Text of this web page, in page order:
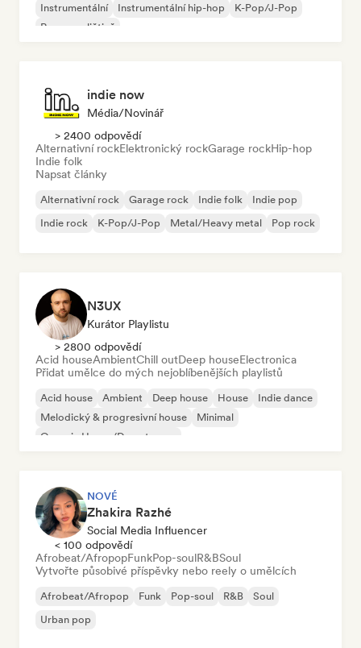
Instrumentální
Instrumentální hip-hop
K-Pop/J-Pop
Rap v angličtině
indie now
Média/novinář
> 2400 odpovědí
Alternativní rockElektronický rockGarage rockHip-hop
Indie folk
Napsat články
Alternativní rock Garage rock Indie folk
Indie pop
Indie rock
K-Pop/J-Pop Metal/Heavy metal Pop rock
N3UX
Kurátor Playlistu
> 2800 odpovědí
Acid houseAmbientChill outDeep houseElectronica
Přidat umělce do mých nejoblíbenějších playlistů
Acid house Ambient Deep house House
Indie dance
Melodický & progresivní house
Minimal
Organic House/Downtempo
NOVÉ
Zhakira Razhé
Social Media Influencer
< 100 odpovědí
Afrobeat/AfropopFunkPop-soulR&BSoul
Vytvořte působivé příspěvky nebo reely o umělcích
Afrobeat/Afropop Funk Pop-soul R&B
Soul
Urban pop